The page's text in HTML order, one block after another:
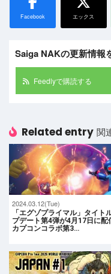
Facebook エックス
Saiga NAKの更新情報
Feedlyで購読する
Related entry 関
2024.03.12(Tue)
「エグゾプライマル」タイト
プデート第4弾が4月17日に配
カプコンコラボ第3…